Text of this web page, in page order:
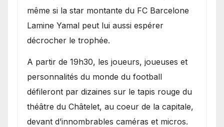
même si la star montante du FC Barcelone
Lamine Yamal peut lui aussi espérer
décrocher le trophée.
A partir de 19h30, les joueurs, joueuses et
personnalités du monde du football
défileront par dizaines sur le tapis rouge du
théâtre du Châtelet, au coeur de la capitale,
devant d’innombrables caméras et micros.